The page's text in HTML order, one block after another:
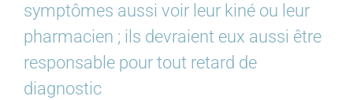
symptômes aussi voir leur kiné ou leur
pharmacien ; ils devraient eux aussi être
responsable pour tout retard de
diagnostic